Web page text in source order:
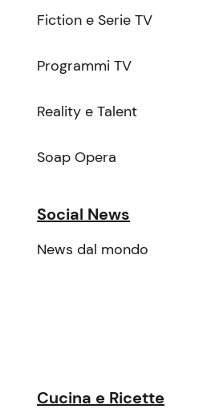
Fiction e Serie TV
Programmi TV
Reality e Talent
Soap Opera
Social News
News dal mondo
Cucina e Ricette